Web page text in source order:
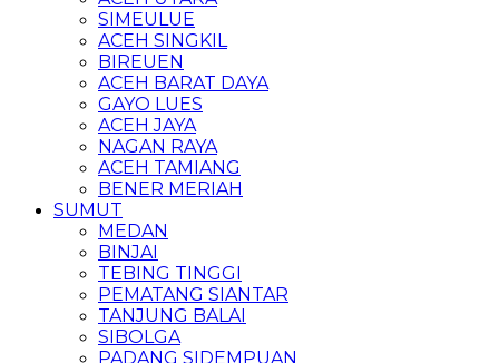
SIMEULUE
ACEH SINGKIL
BIREUEN
ACEH BARAT DAYA
GAYO LUES
ACEH JAYA
NAGAN RAYA
ACEH TAMIANG
BENER MERIAH
SUMUT
MEDAN
BINJAI
TEBING TINGGI
PEMATANG SIANTAR
TANJUNG BALAI
SIBOLGA
PADANG SIDEMPUAN